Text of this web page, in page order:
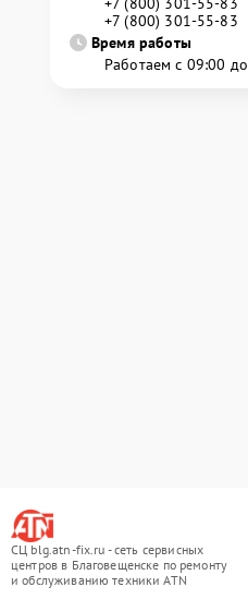
+7 (800) 301-55-83
Время работы
Работаем с 09:00
СЦ blg.atn-fix.ru - сеть сервисных
центров в Благовещенске по ремонту
и обслуживанию техники ATN